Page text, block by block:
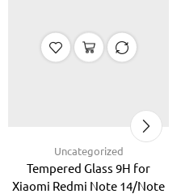
Uncategorized
Tempered Glass 9H for
Xiaomi Redmi Note 14/Note